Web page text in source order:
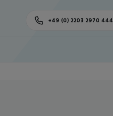
+49 (0) 2203 2970 444